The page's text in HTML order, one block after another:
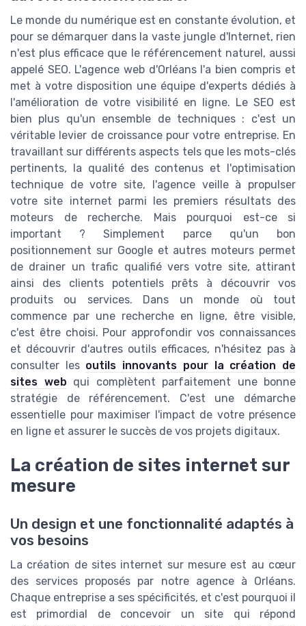
Le monde du numérique est en constante évolution, et
pour se démarquer dans la vaste jungle d'Internet, rien
n'est plus efficace que le référencement naturel, aussi
appelé SEO. L'agence web d'Orléans l'a bien compris et
met à votre disposition une équipe d'experts dédiés à
l'amélioration de votre visibilité en ligne. Le SEO est
bien plus qu'un ensemble de techniques : c'est un
véritable levier de croissance pour votre entreprise. En
travaillant sur différents aspects tels que les mots-clés
pertinents, la qualité des contenus et l'optimisation
technique de votre site, l'agence veille à propulser
votre site internet parmi les premiers résultats des
moteurs de recherche. Mais pourquoi est-ce si
important ? Simplement parce qu'un bon
positionnement sur Google et autres moteurs permet
de drainer un trafic qualifié vers votre site, attirant
ainsi des clients potentiels prêts à découvrir vos
produits ou services. Dans un monde où tout
commence par une recherche en ligne, être visible,
c'est être choisi. Pour approfondir vos connaissances
et découvrir d'autres outils efficaces, n'hésitez pas à
consulter les outils innovants pour la création de
sites web qui complètent parfaitement une bonne
stratégie de référencement. C'est une démarche
essentielle pour maximiser l'impact de votre présence
en ligne et assurer le succès de vos projets digitaux.
La création de sites internet sur
mesure
Un design et une fonctionnalité adaptés à
vos besoins
La création de sites internet sur mesure est au cœur
des services proposés par notre agence à Orléans.
Chaque entreprise a ses spécificités, et c'est pourquoi il
est primordial de concevoir un site qui répond